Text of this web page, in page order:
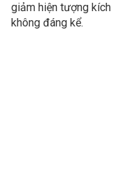
giảm hiện tượng
không đáng kể.